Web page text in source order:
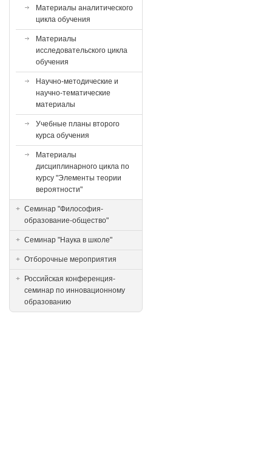
Материалы аналитического
цикла обучения
Материалы
исследовательского цикла
обучения
Научно-методические и
научно-тематические
материалы
Учебные планы второго
курса обучения
Материалы
дисциплинарного цикла по
курсу "Элементы теории
вероятности"
Семинар "Философия-
образование-общество"
Семинар "Наука в школе"
Отборочные мероприятия
Российская конференция-
семинар по инновационному
образованию